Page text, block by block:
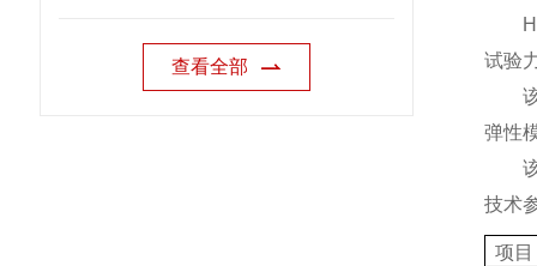
查看全部
试验
该
弹性
该
技术
项目